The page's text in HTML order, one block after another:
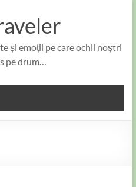
și emoții pe care ochii noștri
pe drum…